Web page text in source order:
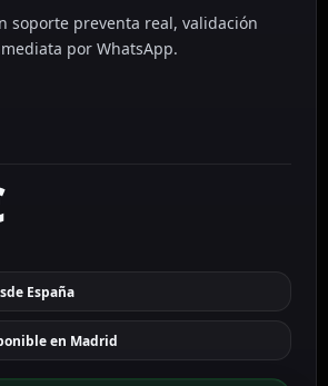
soporte preventa real, validación
por WhatsApp.
España
en Madrid